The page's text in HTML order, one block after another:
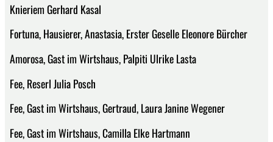
Knieriem Gerhard Kasal
Fortuna, Hausierer, Anastasia, Erster Geselle Eleonore Bürcher
Amorosa, Gast im Wirtshaus, Palpiti Ulrike Lasta
Fee, Reserl Julia Posch
Fee, Gast im Wirtshaus, Gertraud, Laura Janine Wegener
Fee, Gast im Wirtshaus, Camilla Elke Hartmann